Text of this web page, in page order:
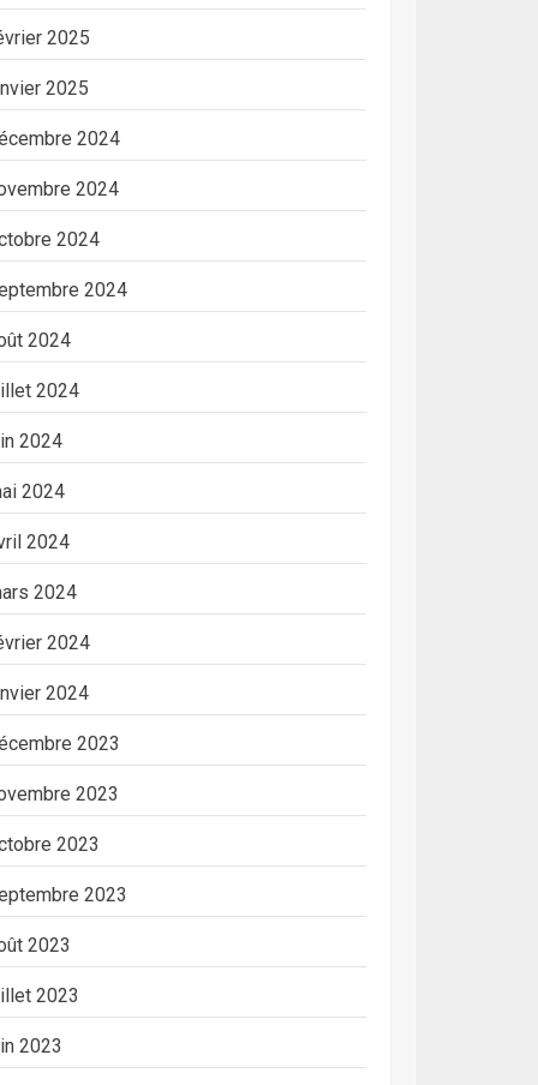
2025
2025
2024
2024
2024
2024
2024
2024
2024
2024
2024
2024
2024
2024
2023
2023
2023
2023
2023
2023
2023